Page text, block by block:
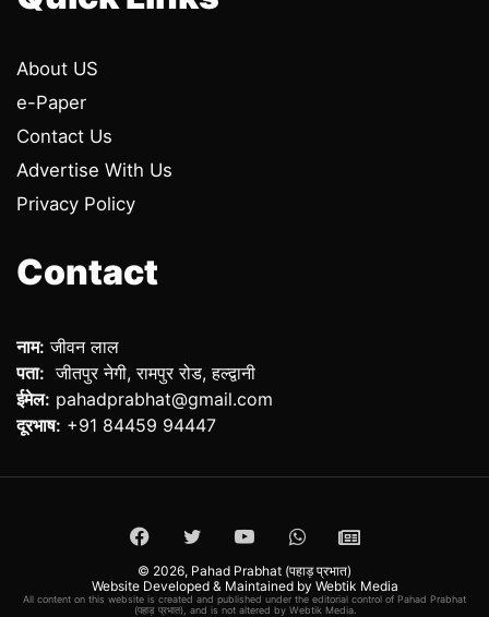
About US
e-Paper
Contact Us
Advertise With Us
Privacy Policy
Contact
नाम: जीवन लाल
पता: जीतपुर नेगी, रामपुर रोड, हल्द्वानी
ईमेल: pahadprabhat@gmail.com
दूरभाष: +91 84459 94447
Facebook
TwitterYouTubeWhatsApp
ePaper
© 2026, Pahad Prabhat (पहाड़ प्रभात)
Website Developed & Maintained by Webtik Media
All content on this website is created and published under the editorial control of Pahad Prabhat
(पहाड़ प्रभात), and is not altered by Webtik Media.